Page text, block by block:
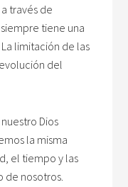
través de
tiene una
limitación de las
del
Dios
la misma
el tiempo y las
de nosotros.